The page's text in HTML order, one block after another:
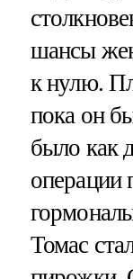
шансы
к нулю.
пока он
было как
операции
Томас